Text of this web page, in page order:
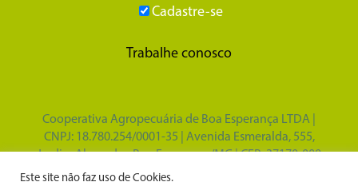
Cadastre-se
Trabalhe conosco
Cooperativa Agropecuária de Boa Esperança LTDA |
CNPJ: 18.780.254/0001-35 | Avenida Esmeralda, 555,
Jardim Alvorada - Boa Esperança/MG | CEP: 37170-000
Design porTupã Comunicação e Marketing
Este site não faz uso de Cookies.